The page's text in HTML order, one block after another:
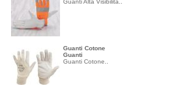
Guanti Alta Visibilità..
Guanti Cotone
Guanti
Guanti Cotone..